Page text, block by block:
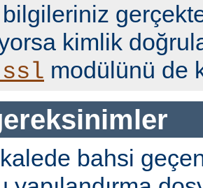
kimlik
modülünü de
bahsi